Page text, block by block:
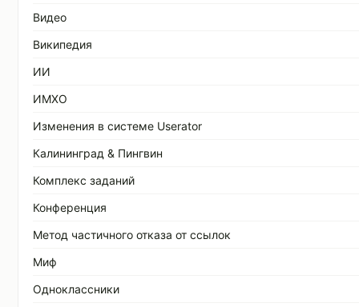
Видео
Википедия
ИИ
ИМХО
Изменения в системе Userator
Калининград & Пингвин
Комплекс заданий
Конференция
Метод частичного отказа от ссылок
Миф
Одноклассники